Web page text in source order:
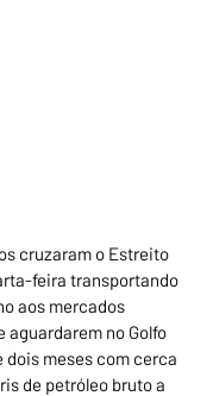
cruzaram o Estreito
feira transportando
aos mercados
no Golfo
dois meses com cerca
de petróleo bruto a